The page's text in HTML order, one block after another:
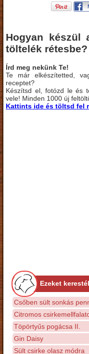
Hogyan készül
töltelék rétesbe?
Írd meg nekünk Te!
Te már elkészítetted,
receptet?
Készítsd el, fotózd le és
vele! Minden 1000 új
Kattints ide és töltsd fel
Ezeket
Csőben sült sonkás
Citromos
Töpörtyűs pogácsa II.
Gin Daisy
Sült csirke olasz módra